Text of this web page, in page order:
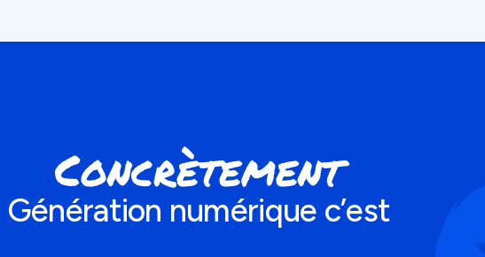
Concrètement
Génération numérique c’est